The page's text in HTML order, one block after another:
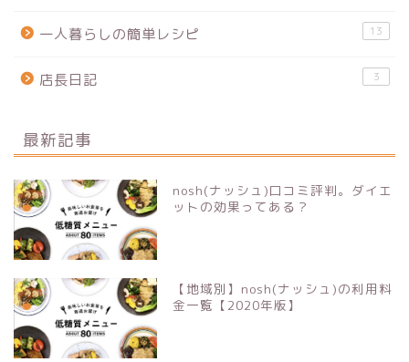
一人暮らしの簡単レシピ 13
店長日記 3
最新記事
nosh(ナッシュ)口コミ評判。ダイエ
ットの効果ってある？
【地域別】nosh(ナッシュ)の利用料
金一覧【2020年版】